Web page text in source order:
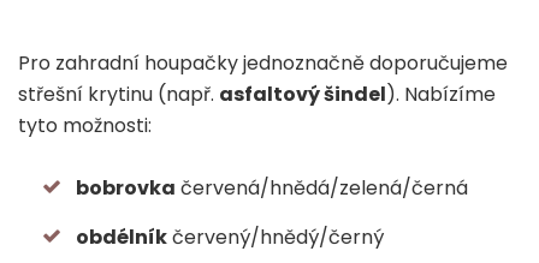
Pro zahradní houpačky jednoznačně doporučujeme
střešní krytinu (např. asfaltový šindel). Nabízíme
tyto možnosti:
bobrovka červená/hnědá/zelená/černá
obdélníkčervený/hnědý/černý